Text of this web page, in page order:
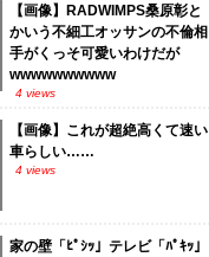
【画像】RADWIMPS桑原彰と
かいう不細工オッサンの不倫相
手がくっそ可愛いわけだが
wwwwwwwwww
4 views
【画像】これが超絶高くて速い
車らしい……
4 views
家の壁「ﾋﾟｼｯ」テレビ「ﾊﾟｷｯ」